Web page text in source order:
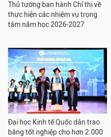
Thủ tướng ban hành Chỉ thị về
thực hiện các nhiệm vụ trọng
tâm năm học 2026-2027
Đại học Kinh tế Quốc dân trao
bằng tốt nghiệp cho hơn 2.000